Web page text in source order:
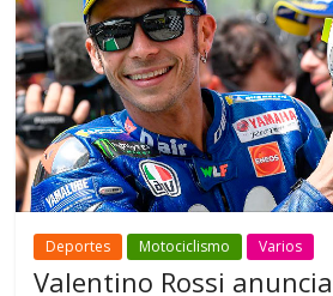
Deportes Motociclismo Varios
Valentino Rossi